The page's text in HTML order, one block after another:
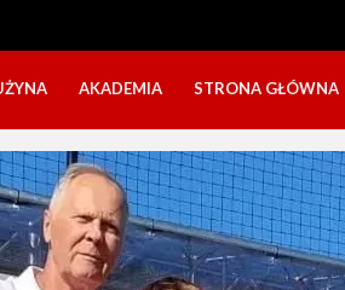
DO GRY
AKADEMIA
NABÓR DZIECI
SZTAB TRENERSKI
STRONA GŁÓWNA